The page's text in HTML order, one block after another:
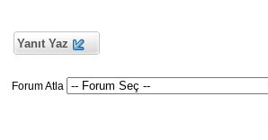
Yanıt Yaz
Forum Atla